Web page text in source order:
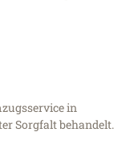
in
Sorgfalt behandelt.